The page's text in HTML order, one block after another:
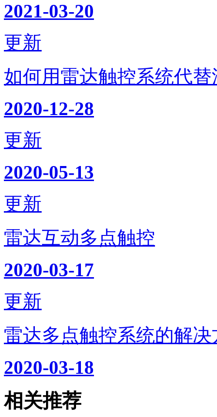
2021-03-20
更新
如何用雷达触控系统代
2020-12-28
更新
2020-05-13
更新
雷达互动多点触控
2020-03-17
更新
雷达多点触控系统的解决
2020-03-18
相关推荐